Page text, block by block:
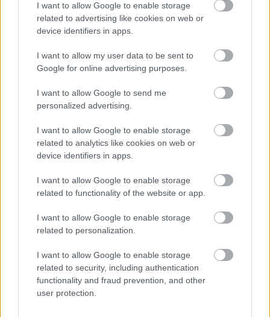
I want to allow Google to enable storage
related to advertising like cookies on web or
device identifiers in apps.
I want to allow my user data to be sent to
Google for online advertising purposes.
I want to allow Google to send me
personalized advertising.
I want to allow Google to enable storage
related to analytics like cookies on web or
device identifiers in apps.
I want to allow Google to enable storage
related to functionality of the website or app.
I want to allow Google to enable storage
related to personalization.
I want to allow Google to enable storage
related to security, including authentication
functionality and fraud prevention, and other
user protection.
A fado szereti a végzetest, ezért fér meg jól a
tragikus szerelmi költészettel, a szenvedéssel, és a
költészettel általában. A dalok közül volt, amelyik a
megosztottságról szólt: mikor az ember majd
szétszakad több dolog között őrlődve; volt, amelyik
egy kegyetlen szerelmesről szólt, volt, amelyik a
hiányzásról. A szövegek olyan kifejezően
illeszkednek a dallamhoz, hogy az is megérti, aki
nem beszéli a nyelvet. Mísia hangja amilyen
szenvedélyes és gyilkos az egyik pillanatban, olyan
lágy és felülemelkedő a következőben. Előadói
stílusa kiforrott, biztos karmozgással,
kisugárzással írható le. Hangja képes olyan erős,
kitartott zengésre, mint egy fatörzs magasba futó
könnyed hajlításokkal bármikor meg tudja csavarni
a dallamot.
Ezek többnyire moll dallamok, de a fado kedveli a
dúr-moll váltakozást és a többszörös modulációkat.
Mísiának ez is a vérében van: fantasztikusan tisztán
és természetesen költözik át egyik hangnemből a
másikba.